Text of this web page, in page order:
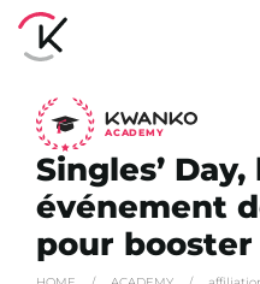
ACADEMY
Singles’ Day,
événement
pour